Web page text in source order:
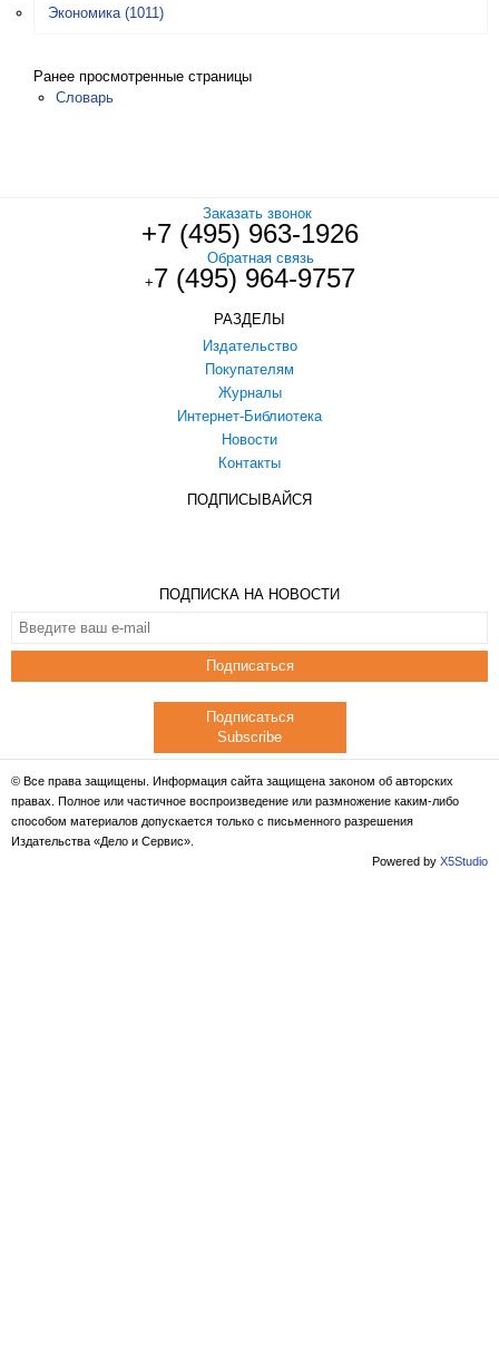
Экономика (1011)
Ранее просмотренные страницы
Словарь
Заказать звонок
+7 (495) 963-1926
Обратная связь
+7 (495) 964-9757
РАЗДЕЛЫ
Издательство
Покупателям
Журналы
Интернет-Библиотека
Новости
Контакты
ПОДПИСЫВАЙСЯ
ПОДПИСКА НА НОВОСТИ
Подписаться
Подписаться
Subscribe
© Все права защищены. Информация сайта защищена законом об авторских
правах. Полное или частичное воспроизведение или размножение каким-либо
способом материалов допускается только с письменного разрешения
Издательства «Дело и Сервис».
Powered by X5Studio